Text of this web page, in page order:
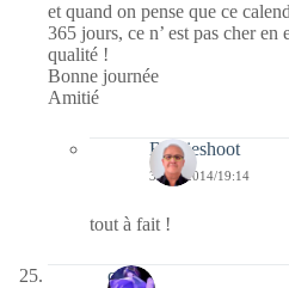
et quand on pense que ce
365 jours, ce n’ est pas cher en
qualité !
Bonne journée
Amitié
Bernieshoot
30/12/2014/19:14
tout à fait !
covix